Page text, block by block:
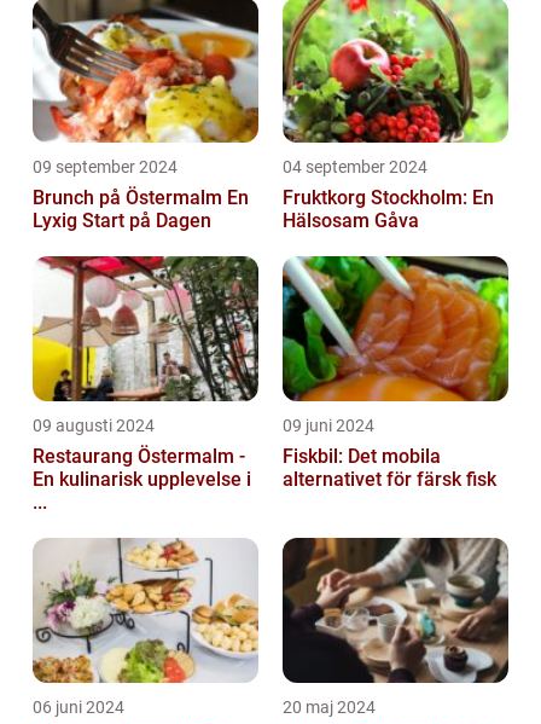
09 september 2024
Brunch på Östermalm En
Lyxig Start på Dagen
04 september 2024
Fruktkorg Stockholm: En
Hälsosam Gåva
09 augusti 2024
Restaurang Östermalm -
En kulinarisk upplevelse i
...
09 juni 2024
Fiskbil: Det mobila
alternativet för färsk fisk
06 juni 2024 20 maj 2024